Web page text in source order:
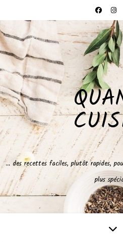
… des recettes faciles, plutôt rapides,
plus